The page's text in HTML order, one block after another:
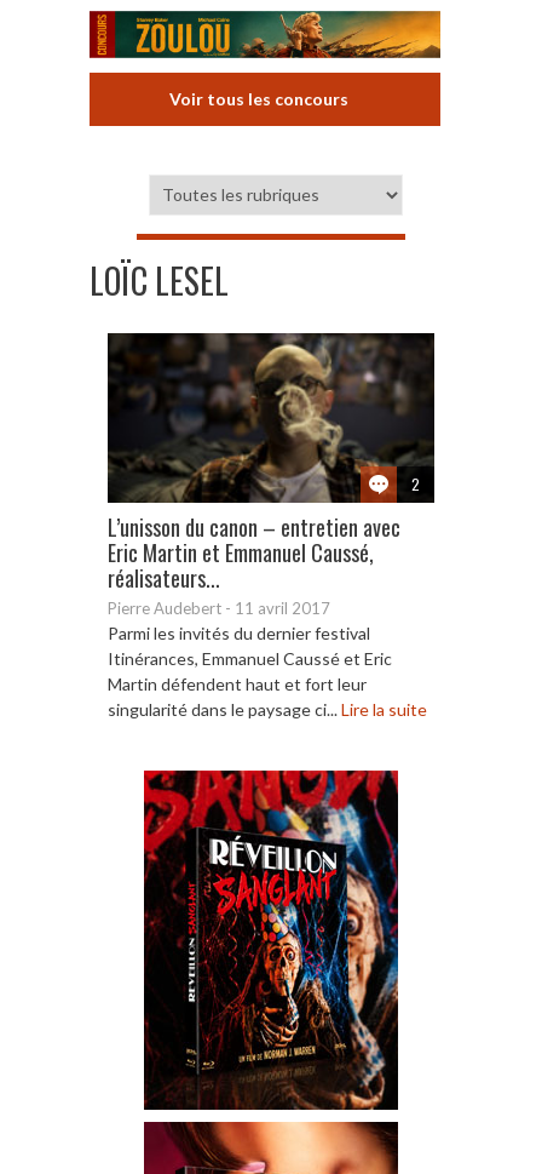
Voir tous les concours
LOÏC LESEL
2
L’unisson du canon – entretien avec
Eric Martin et Emmanuel Caussé,
réalisateurs...
Pierre Audebert - 11 avril 2017
Parmi les invités du dernier festival
Itinérances, Emmanuel Caussé et Eric
Martin défendent haut et fort leur
singularité dans le paysage ci...Lire la suite